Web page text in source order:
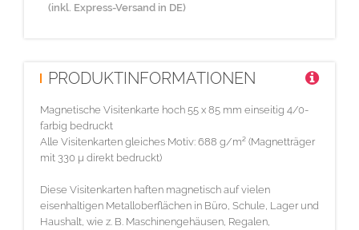
(inkl. Express-Versand in DE)
PRODUKTINFORMATIONEN
Magnetische Visitenkarte hoch 55 x 85 mm einseitig 4/0-
farbig bedruckt
Alle Visitenkarten gleiches Motiv: 688 g/m² (Magnetträger
mit 330 µ direkt bedruckt)
Diese Visitenkarten haften magnetisch auf vielen
eisenhaltigen Metalloberflächen in Büro, Schule, Lager und
Haushalt, wie z. B. Maschinengehäusen, Regalen,